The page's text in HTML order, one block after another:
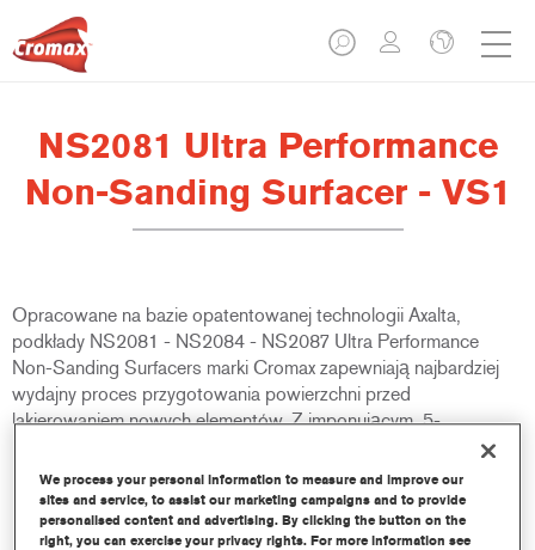
NS2081 Ultra Performance
Non-Sanding Surfacer - VS1
Opracowane na bazie opatentowanej technologii Axalta,
podkłady NS2081 - NS2084 - NS2087 Ultra Performance
Non-Sanding Surfacers marki Cromax zapewniają najbardziej
wydajny proces przygotowania powierzchni przed
lakierowaniem nowych elementów. Z imponującym, 5-
bazowego Cromax Pro lub Cromax Basecoat, jest idealnym
produktem dla warsztatów, które chcą poprawić wydajność
pracy.
We process your personal information to measure and improve our
sites and service, to assist our marketing campaigns and to provide
personalised content and advertising. By clicking the button on the
right, you can exercise your privacy rights. For more information see